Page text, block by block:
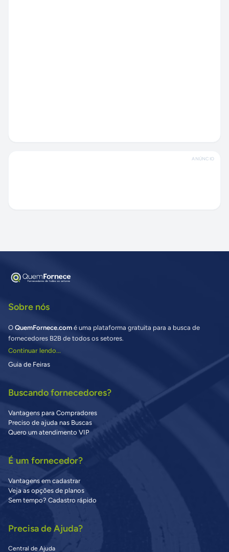
ANÚNCIO
Sobre nós
O QuemFornece.com é uma plataforma gratuita para a busca de
fornecedores B2B de todos os setores.
Continuar lendo...
Guia de Feiras
Buscando fornecedores?
Vantagens para Compradores
Preciso de ajuda nas Buscas
Quero um atendimento VIP
É um fornecedor?
Vantagens em cadastrar
Veja as opções de planos
Sem tempo? Cadastro rápido
Precisa de Ajuda?
Central de Ajuda